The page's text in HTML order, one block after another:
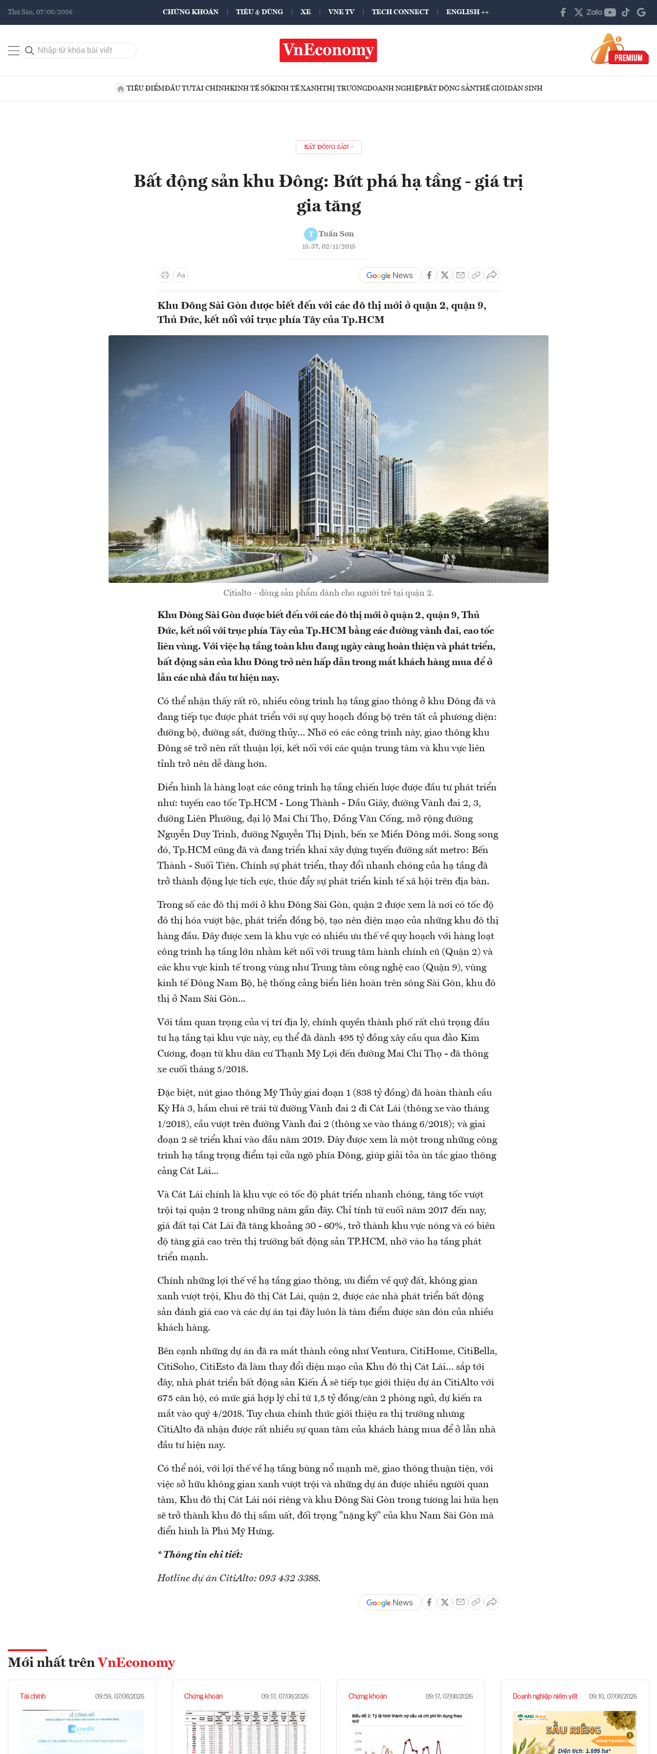
Thứ Sáu, 07/08/2026 CHỨNG KHOÁN TIÊU & DÙNG XE VNE TV TECH CONNECT ENGLISH ++
TIÊU ĐIỂMĐẦU TƯTÀI CHÍNHKINH TẾ SỐKINH TẾ XANHTHỊ TRƯỜNGDOANH NGHIỆPBẤT ĐỘNG SẢNTHẾ GIỚIDÂN SINH
BẤT ĐỘNG SẢN
Bất động sản khu Đông: Bứt phá hạ tầng - giá trị
gia tăng
T Tuấn Sơn
15:37, 02/11/2018
Khu Đông Sài Gòn được biết đến với các đô thị mới ở quận 2, quận 9,
Thủ Đức, kết nối với trục phía Tây của Tp.HCM
Citialto - dòng sản phẩm dành cho người trẻ tại quận 2.
Khu Đông Sài Gòn được biết đến với các đô thị mới ở quận 2, quận 9, Thủ
Đức, kết nối với trục phía Tây của Tp.HCM bằng các đường vành đai, cao tốc
liên vùng. Với việc hạ tầng toàn khu đang ngày càng hoàn thiện và phát triển,
bất động sản của khu Đông trở nên hấp dẫn trong mắt khách hàng mua để ở
lẫn các nhà đầu tư hiện nay.
Có thể nhận thấy rất rõ, nhiều công trình hạ tầng giao thông ở khu Đông đã và
đang tiếp tục được phát triển với sự quy hoạch đồng bộ trên tất cả phương diện:
đường bộ, đường sắt, đường thủy… Nhờ có các công trình này, giao thông khu
Đông sẽ trở nên rất thuận lợi, kết nối với các quận trung tâm và khu vực liên
tỉnh trở nên dễ dàng hơn.
Điển hình là hàng loạt các công trình hạ tầng chiến lược được đầu tư phát triển
như: tuyến cao tốc Tp.HCM - Long Thành - Dầu Giây, đường Vành đai 2, 3,
đường Liên Phường, đại lộ Mai Chí Thọ, Đồng Văn Cống, mở rộng đường
Nguyễn Duy Trinh, đường Nguyễn Thị Định, bến xe Miền Đông mới. Song song
đó, Tp.HCM cũng đã và đang triển khai xây dựng tuyến đường sắt metro: Bến
Thành - Suối Tiên. Chính sự phát triển, thay đổi nhanh chóng của hạ tầng đã
trở thành động lực tích cực, thúc đẩy sự phát triển kinh tế xã hội trên địa bàn.
Trong số các đô thị mới ở khu Đông Sài Gòn, quận 2 được xem là nơi có tốc độ
đô thị hóa vượt bậc, phát triển đồng bộ, tạo nên diện mạo của những khu đô thị
hàng đầu. Đây được xem là khu vực có nhiều ưu thế về quy hoạch với hàng loạt
công trình hạ tầng lớn nhằm kết nối với trung tâm hành chính cũ (Quận 2) và
các khu vực kinh tế trong vùng như Trung tâm công nghệ cao (Quận 9), vùng
kinh tế Đông Nam Bộ, hệ thống cảng biển liên hoàn trên sông Sài Gòn, khu đô
thị ở Nam Sài Gòn...
Với tầm quan trọng của vị trí địa lý, chính quyền thành phố rất chú trọng đầu
tư hạ tầng tại khu vực này, cụ thể đã dành 495 tỷ đồng xây cầu qua đảo Kim
Cương, đoạn từ khu dân cư Thạnh Mỹ Lợi đến đường Mai Chí Thọ - đã thông
xe cuối tháng 5/2018.
Đặc biệt, nút giao thông Mỹ Thủy giai đoạn 1 (838 tỷ đồng) đã hoàn thành cầu
Kỳ Hà 3, hầm chui rẽ trái từ đường Vành đai 2 đi Cát Lái (thông xe vào tháng
1/2018), cầu vượt trên đường Vành đai 2 (thông xe vào tháng 6/2018); và giai
đoạn 2 sẽ triển khai vào đầu năm 2019. Đây được xem là một trong những công
trình hạ tầng trọng điểm tại cửa ngõ phía Đông, giúp giải tỏa ùn tắc giao thông
cảng Cát Lái...
Và Cát Lái chính là khu vực có tốc độ phát triển nhanh chóng, tăng tốc vượt
trội tại quận 2 trong những năm gần đây. Chỉ tính từ cuối năm 2017 đến nay,
giá đất tại Cát Lái đã tăng khoảng 30 - 60%, trở thành khu vực nóng và có biên
độ tăng giá cao trên thị trường bất động sản TP.HCM, nhờ vào hạ tầng phát
triển mạnh.
Chính những lợi thế về hạ tầng giao thông, ưu điểm về quỹ đất, không gian
xanh vượt trội, Khu đô thị Cát Lái, quận 2, được các nhà phát triển bất động
sản đánh giá cao và các dự án tại đây luôn là tâm điểm được săn đón của nhiều
khách hàng.
Bên cạnh những dự án đã ra mắt thành công như Ventura, CitiHome, CitiBella,
CitiSoho, CitiEsto đã làm thay đổi diện mạo của Khu đô thị Cát Lái… sắp tới
đây, nhà phát triển bất động sản Kiến Á sẽ tiếp tục giới thiệu dự án CitiAlto với
675 căn hộ, có mức giá hợp lý chỉ từ 1,5 tỷ đồng/căn 2 phòng ngủ, dự kiến ra
mắt vào quý 4/2018. Tuy chưa chính thức giới thiệu ra thị trường nhưng
CitiAlto đã nhận được rất nhiều sự quan tâm của khách hàng mua để ở lẫn nhà
đầu tư hiện nay.
Có thể nói, với lợi thế về hạ tầng bùng nổ mạnh mẽ, giao thông thuận tiện, với
việc sở hữu không gian xanh vượt trội và những dự án được nhiều người quan
tâm, Khu đô thị Cát Lái nói riêng và khu Đông Sài Gòn trong tương lai hứa hẹn
sẽ trở thành khu đô thị sầm uất, đối trọng "nặng ký" của khu Nam Sài Gòn mà
điển hình là Phú Mỹ Hưng.
* Thông tin chi tiết:
Hotline dự án CitiAlto: 093 432 3388.
Mới nhất trên VnEconomy
Tài chính 09:59, 07/08/2026 Chứng khoán 09:17, 07/08/2026 Chứng khoán 09:17, 07/08/2026 Doanh nghiệp niêm yết 09:10, 07/08/2026